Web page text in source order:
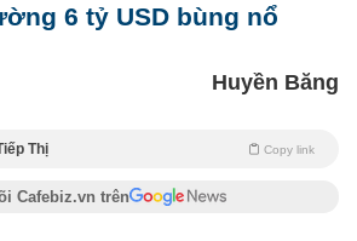
6 tỷ USD bùng nổ
Huyền Băng
Thị Copy link
Cafebiz.vn trên